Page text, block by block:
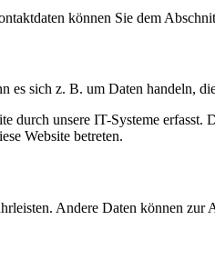
können Sie dem
es sich z. B. um Daten handeln,
unsere IT-Systeme
Website betreten.
Andere Daten können zur